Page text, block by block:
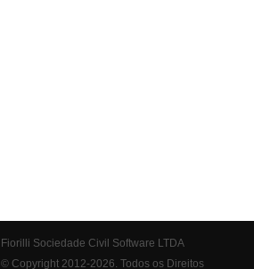
Fiorilli Sociedade Civil Software LTDA
© Copyright 2012-2026. Todos os Direitos